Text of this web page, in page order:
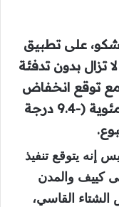
على تطبيق
سكنيًا لا تزال بدون تدفئة
مع توقع انخفاض
درجات الحرارة إلى -23 درجة مئوية (-9.4 درجة
إنه يتوقع تنفيذ
كييف والمدن
القاسي،